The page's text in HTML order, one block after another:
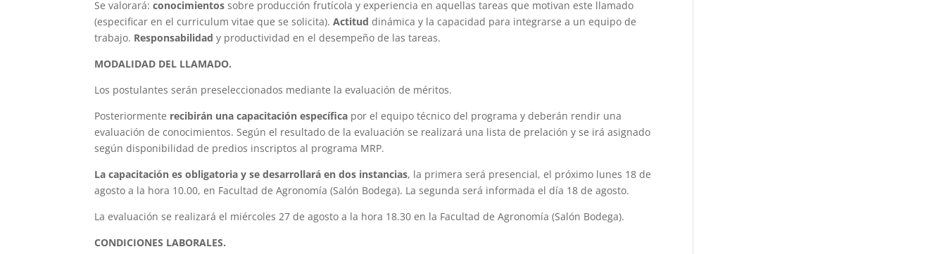
Se valorará:conocimientos sobre producción frutícola y experiencia en aquellas tareas que motivan este llamado
(especificar en el curriculum vitae que se solicita).Actituddinámica y la capacidad para integrarse a un equipo de
trabajo. Responsabilidad y productividad en el desempeño de las tareas.
MODALIDAD DEL LLAMADO.
Los postulantes serán preseleccionados mediante la evaluación de méritos.
Posteriormente recibirán una capacitación específica por el equipo técnico del programa y deberán rendir una
evaluación de conocimientos. Según el resultado de la evaluación se realizará una lista de prelación y se irá asignado
según disponibilidad de predios inscriptos al programa MRP.
La capacitación es obligatoria y se desarrollará en dos instancias, la primera será presencial, el próximo lunes 18 de
agosto a la hora 10.00, en Facultad de Agronomía (Salón Bodega). La segunda será informada el día 18 de agosto.
La evaluación se realizará el miércoles 27 de agosto a la hora 18.30 en la Facultad de Agronomía (Salón Bodega).
CONDICIONES LABORALES.